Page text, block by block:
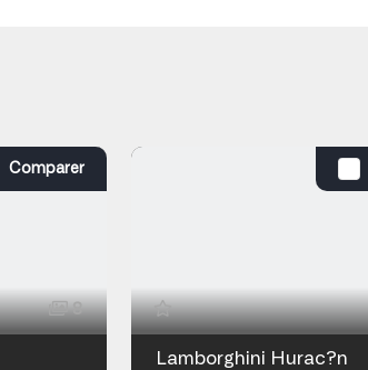
Comparer
8
Lamborghini Hurac?n